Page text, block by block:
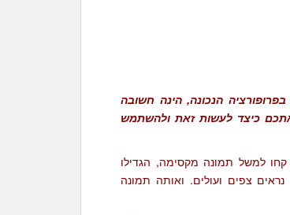
הנכונה, הינה חשובה
אתכם כיצד לעשות זאת ולהשתמש
קחו למשל תמונה מקסימה, הגדילו
צפים ועולים. ואותה תמונה